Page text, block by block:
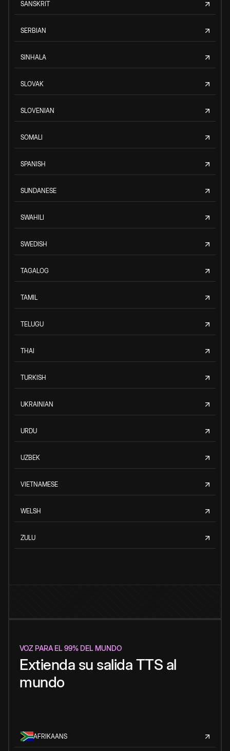
SANSKRIT
SERBIAN
SINHALA
SLOVAK
SLOVENIAN
SOMALI
SPANISH
SUNDANESE
SWAHILI
SWEDISH
TAGALOG
TAMIL
TELUGU
THAI
TURKISH
UKRAINIAN
URDU
UZBEK
VIETNAMESE
WELSH
ZULU
VOZ PARA EL 99% DEL MUNDO
Extienda su salida TTS al
mundo
AFRIKAANS